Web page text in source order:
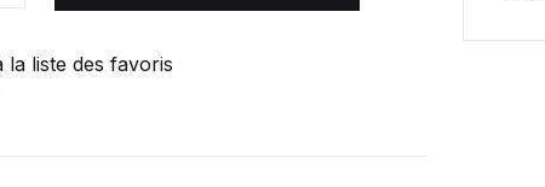
la liste des favoris